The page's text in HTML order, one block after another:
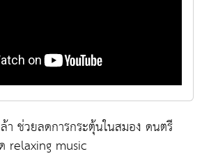
า ช่วยลดการกระตุ้นในสมอง ดนตรี
relaxing music